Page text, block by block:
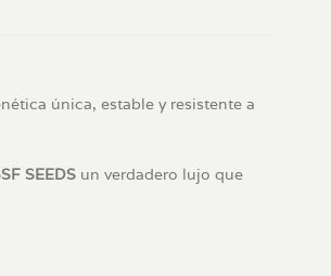
única, estable y resistente a
SEEDS un verdadero lujo que